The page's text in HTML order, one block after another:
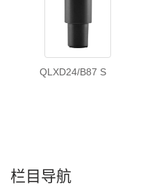
QLXD24/B87 S
栏目导航